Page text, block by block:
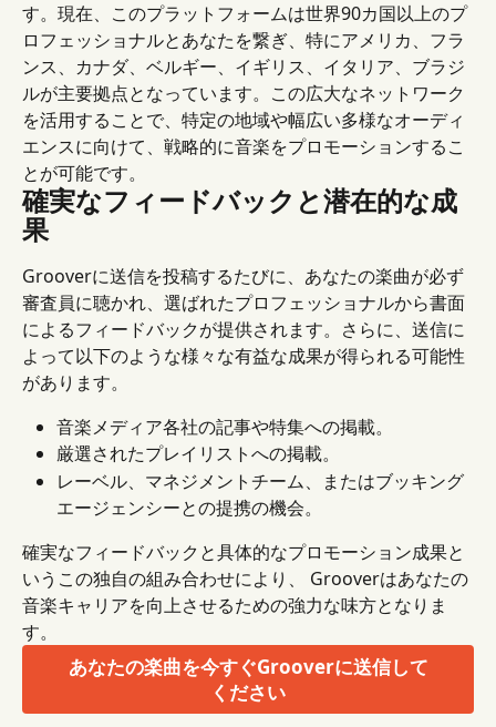
す。現在、このプラットフォームは世界90カ国以上のプ
ロフェッショナルとあなたを繋ぎ、特にアメリカ、フラ
ンス、カナダ、ベルギー、イギリス、イタリア、ブラジ
ルが主要拠点となっています。この広大なネットワーク
を活用することで、特定の地域や幅広い多様なオーディ
エンスに向けて、戦略的に音楽をプロモーションするこ
とが可能です。
確実なフィードバックと潜在的な成
果
Grooverに送信を投稿するたびに、あなたの楽曲が必ず
審査員に聴かれ、選ばれたプロフェッショナルから書面
によるフィードバックが提供されます。さらに、送信に
よって以下のような様々な有益な成果が得られる可能性
があります。
音楽メディア各社の記事や特集への掲載。
厳選されたプレイリストへの掲載。
レーベル、マネジメントチーム、またはブッキング
エージェンシーとの提携の機会。
確実なフィードバックと具体的なプロモーション成果と
いうこの独自の組み合わせにより、 Grooverはあなたの
音楽キャリアを向上させるための強力な味方となりま
す。
あなたの楽曲を今すぐGrooverに送信して
ください